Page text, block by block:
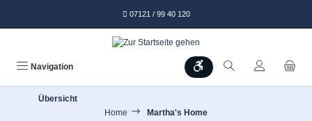
07121 / 99 40 120
Navigation Werkzeugleiste anzeigen
Übersicht
Home
Martha's Home